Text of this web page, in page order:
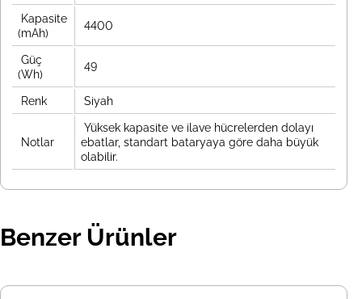
Kapasite
(mAh)
4400
Güç
(Wh)
49
Renk Siyah
Notlar
Yüksek kapasite ve ilave hücrelerden dolayı
ebatlar, standart bataryaya göre daha büyük
olabilir.
Benzer Ürünler